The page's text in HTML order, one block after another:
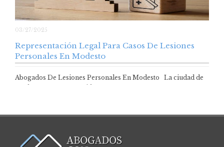
03/27/2025
Representación Legal Para Casos De Lesiones
Personales En Modesto
Abogados De Lesiones Personales En Modesto La ciudad de